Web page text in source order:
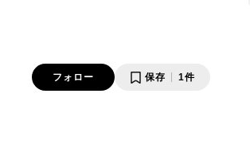
フォロー 保存 1件